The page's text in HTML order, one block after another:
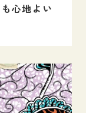
心地よい